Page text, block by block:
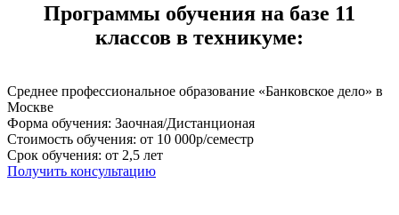
Программы обучения на базе 11
классов в техникуме:
Среднее профессиональное образование «Банковское дело» в
Москве
Форма обучения: Заочная/Дистанционая
Стоимость обучения: от 10 000р/семестр
Срок обучения: от 2,5 лет
Получить консультацию